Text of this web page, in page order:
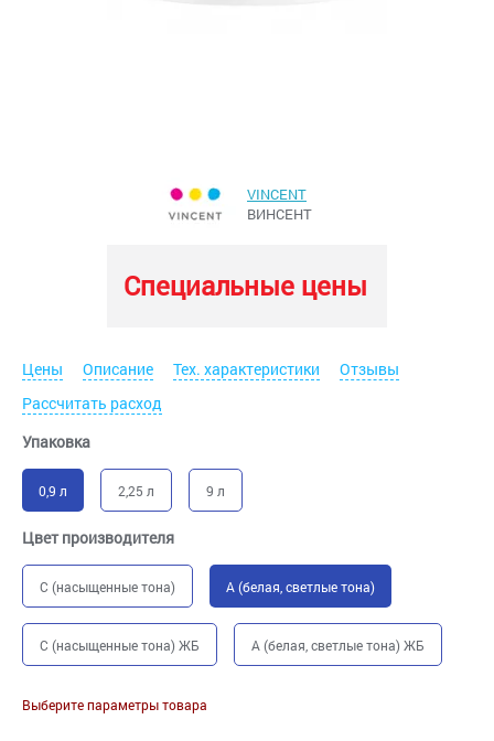
VINCENT
ВИНСЕНТ
Специальные цены
Цены Описание Тех. характеристики
Отзывы
Рассчитать расход
Упаковка
0,9 л 2,25 л 9 л
Цвет производителя
C (насыщенные тона) A (белая, светлые тона)
C (насыщенные тона) ЖБ A (белая, светлые тона) ЖБ
Выберите параметры товара